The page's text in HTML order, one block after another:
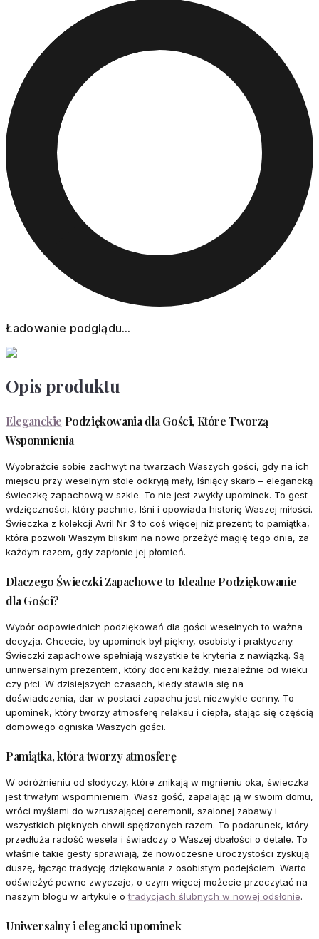
Ładowanie podglądu...
Opis produktu
Eleganckie Podziękowania dla Gości, Które Tworzą
Wspomnienia
Wyobraźcie sobie zachwyt na twarzach Waszych gości, gdy na ich
miejscu przy weselnym stole odkryją mały, lśniący skarb – elegancką
świeczkę zapachową w szkle. To nie jest zwykły upominek. To gest
wdzięczności, który pachnie, lśni i opowiada historię Waszej miłości.
Świeczka z kolekcji Avril Nr 3 to coś więcej niż prezent; to pamiątka,
która pozwoli Waszym bliskim na nowo przeżyć magię tego dnia, za
każdym razem, gdy zapłonie jej płomień.
Dlaczego Świeczki Zapachowe to Idealne Podziękowanie
dla Gości?
Wybór odpowiednich podziękowań dla gości weselnych to ważna
decyzja. Chcecie, by upominek był piękny, osobisty i praktyczny.
Świeczki zapachowe spełniają wszystkie te kryteria z nawiązką. Są
uniwersalnym prezentem, który doceni każdy, niezależnie od wieku
czy płci. W dzisiejszych czasach, kiedy stawia się na
doświadczenia, dar w postaci zapachu jest niezwykle cenny. To
upominek, który tworzy atmosferę relaksu i ciepła, stając się częścią
domowego ogniska Waszych gości.
Pamiątka, która tworzy atmosferę
W odróżnieniu od słodyczy, które znikają w mgnieniu oka, świeczka
jest trwałym wspomnieniem. Wasz gość, zapalając ją w swoim domu,
wróci myślami do wzruszającej ceremonii, szalonej zabawy i
wszystkich pięknych chwil spędzonych razem. To podarunek, który
przedłuża radość wesela i świadczy o Waszej dbałości o detale. To
właśnie takie gesty sprawiają, że nowoczesne uroczystości zyskują
duszę, łącząc tradycję dziękowania z osobistym podejściem. Warto
odświeżyć pewne zwyczaje, o czym więcej możecie przeczytać na
naszym blogu w artykule otradycjach ślubnych w nowej odsłonie.
Uniwersalny i elegancki upominek